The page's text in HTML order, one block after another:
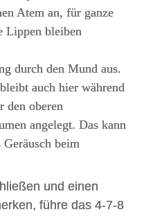
Atem an, für ganze
Lippen bleiben
durch den Mund aus.
auch hier während
den oberen
angelegt. Das kann
Geräusch beim
und einen
führe das 4-7-8